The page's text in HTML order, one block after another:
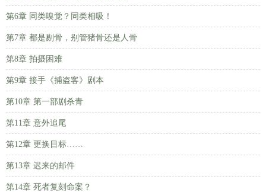
第6章 同类嗅觉？同类相吸！
第7章 都是剔骨，别管猪骨还是人骨
第8章 拍摄困难
第9章 接手《捕盗客》剧本
第10章 第一部剧杀青
第11章 意外追尾
第12章 更换目标……
第13章 迟来的邮件
第14章 死者复刻命案？